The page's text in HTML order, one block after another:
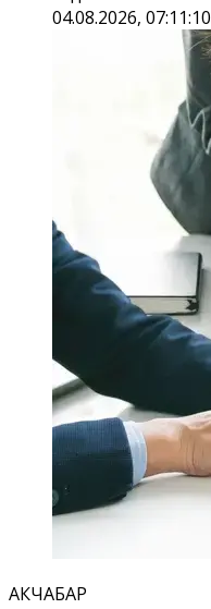
04.08.2026, 07:11:10
АКЧАБАР